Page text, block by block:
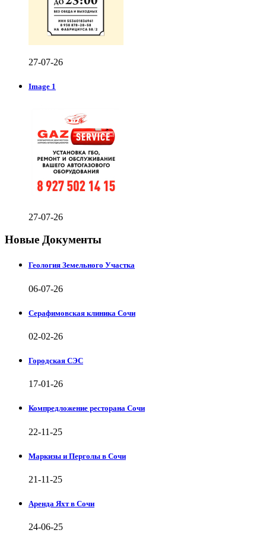
27-07-26
Image 1
27-07-26
Новые Документы
Геология Земельного Участка
06-07-26
Серафимовская клиника Сочи
02-02-26
Городская СЭС
17-01-26
Компредложение ресторана Сочи
22-11-25
Маркизы и Перголы в Сочи
21-11-25
Аренда Яхт в Сочи
24-06-25